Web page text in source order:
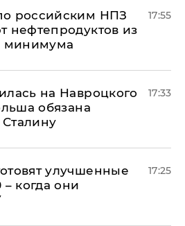
российским НПЗ
нефтепродуктов из
минимума
17:55
на Навроцкого
обязана
17:33
улучшенные
когда они
17:25